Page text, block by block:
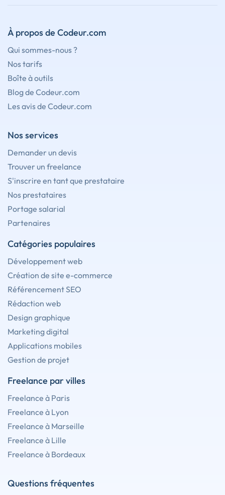
À propos de Codeur.com
Qui sommes-nous ?
Nos tarifs
Boîte à outils
Blog de Codeur.com
Les avis de Codeur.com
Nos services
Demander un devis
Trouver un freelance
S'inscrire en tant que prestataire
Nos prestataires
Portage salarial
Partenaires
Catégories populaires
Développement web
Création de site e-commerce
Référencement SEO
Rédaction web
Design graphique
Marketing digital
Applications mobiles
Gestion de projet
Freelance par villes
Freelance à Paris
Freelance à Lyon
Freelance à Marseille
Freelance à Lille
Freelance à Bordeaux
Questions fréquentes